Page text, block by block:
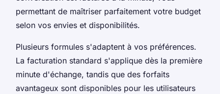
permettant de maîtriser parfaitement votre budget
selon vos envies et disponibilités.
Plusieurs formules s'adaptent à vos préférences.
La facturation standard s'applique dès la première
minute d'échange, tandis que des forfaits
avantageux sont disponibles pour les utilisateurs